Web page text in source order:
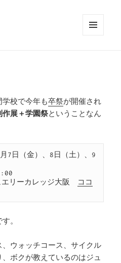
学校で今年も卒祭が開催され
作展＋学園祭ということなん
7日（金）、8日（土）、9
エリーカレッジ大阪 ココ
。
ウォッチコース、サイクル
ボクが教えているのはジュ